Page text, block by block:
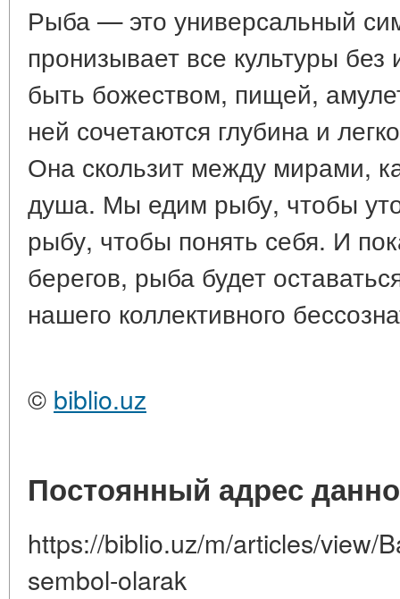
Рыба — это универсальный
пронизывает все культуры
быть божеством, пищей,
ней сочетаются глубина и
Она скользит между мирами,
душа. Мы едим рыбу, чтобы
рыбу, чтобы понять себя. И
берегов, рыба будет
нашего коллективного
© biblio.uz
Постоянный адрес
https://biblio.uz/m/articles/view/
sembol-olarak